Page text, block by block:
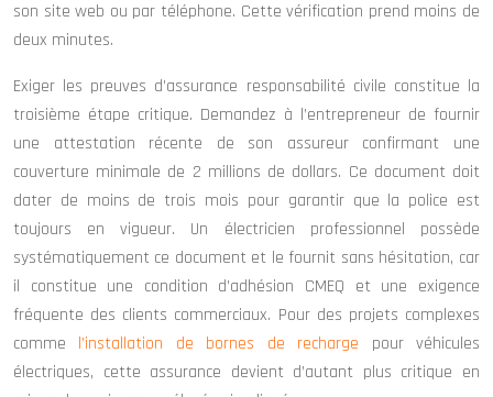
son site web ou par téléphone. Cette vérification prend moins de
deux minutes.
Exiger les preuves d’assurance responsabilité civile constitue la
troisième étape critique. Demandez à l’entrepreneur de fournir
une attestation récente de son assureur confirmant une
couverture minimale de 2 millions de dollars. Ce document doit
dater de moins de trois mois pour garantir que la police est
toujours en vigueur. Un électricien professionnel possède
systématiquement ce document et le fournit sans hésitation, car
il constitue une condition d’adhésion CMEQ et une exigence
fréquente des clients commerciaux. Pour des projets complexes
comme l’installation de bornes de recharge pour véhicules
électriques, cette assurance devient d’autant plus critique en